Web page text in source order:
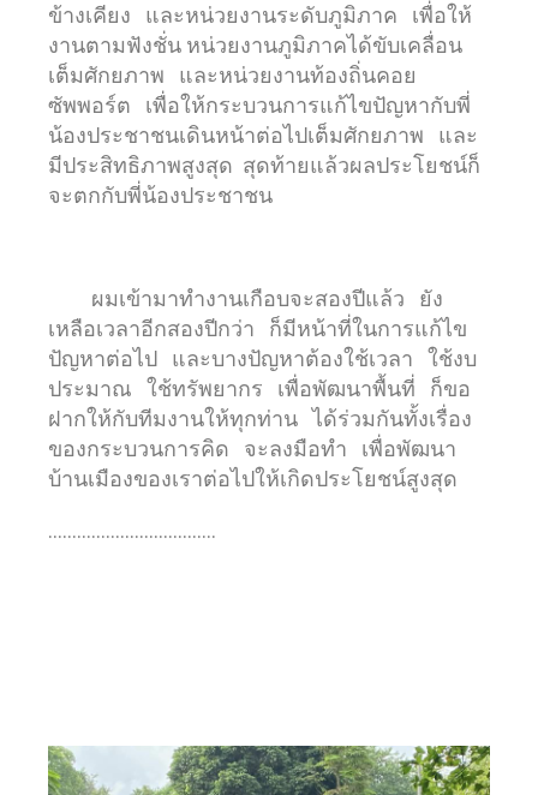
ข้างเคียง และหน่วยงานระดับภูมิภาค เพื่อให้
งานตามฟังชั่น หน่วยงานภูมิภาคได้ขับเคลื่อน
เต็มศักยภาพ และหน่วยงานท้องถิ่นคอย
ซัพพอร์ต เพื่อให้กระบวนการแก้ไขปัญหากับพี่
น้องประชาชนเดินหน้าต่อไปเต็มศักยภาพ และ
มีประสิทธิภาพสูงสุด สุดท้ายแล้วผลประโยชน์ก็
จะตกกับพี่น้องประชาชน
ผมเข้ามาทำงานเกือบจะสองปีแล้ว ยัง
เหลือเวลาอีกสองปีกว่า ก็มีหน้าที่ในการแก้ไข
ปัญหาต่อไป และบางปัญหาต้องใช้เวลา ใช้งบ
ประมาณ ใช้ทรัพยากร เพื่อพัฒนาพื้นที่ ก็ขอ
ฝากให้กับทีมงานให้ทุกท่าน ได้ร่วมกันทั้งเรื่อง
ของกระบวนการคิด จะลงมือทำ เพื่อพัฒนา
บ้านเมืองของเราต่อไปให้เกิดประโยชน์สูงสุด
……………………………..